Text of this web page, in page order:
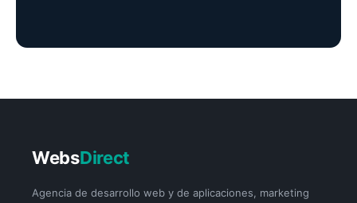
WebsDirect
Agencia de desarrollo web y de aplicaciones, marketing